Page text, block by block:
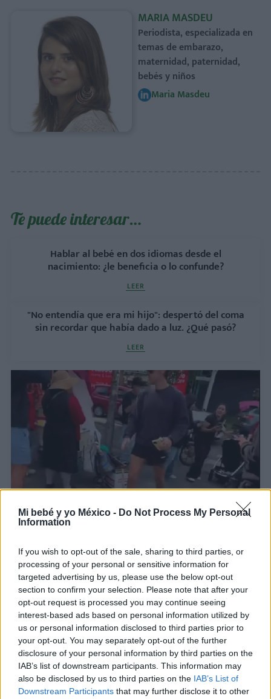
Mi bebé y yo México - Do Not Process My Personal
Information
If you wish to opt-out of the sale, sharing to third parties, or
processing of your personal or sensitive information for
targeted advertising by us, please use the below opt-out
section to confirm your selection. Please note that after your
opt-out request is processed you may continue seeing
interest-based ads based on personal information utilized by
us or personal information disclosed to third parties prior to
your opt-out. You may separately opt-out of the further
disclosure of your personal information by third parties on the
IAB’s list of downstream participants. This information may
also be disclosed by us to third parties on the IAB’s List of
Downstream Participants that may further disclose it to other
MARIA MASDEU
Periodista, especializada en
temas de embarazo,
maternidad, paternidad,
bebés y niños
Maria Masdeu
Te puede interesar…
Hablar al bebé en dos idiomas desde el
nacimiento: ¿le beneficia o lo confunde?
LEER
"No entendía que era mi hijo": despertó del coma
sin recordar que había dado a luz. ¿Qué pasó?
LEER
Viral | ¿De verdad esta fan dejó sola la carriola de
su bebé por una foto con Harry Styles?
"Me fui de fiesta con miedo y culpa": Influencer
reflexiona sobre volver a ser una misma después
de ser madre
LEER
VIDEO | Nacen cuatrillizas idénticas de un único
óvulo fecundado: el caso de una entre 15 millones
y la parte que el viral no enseña